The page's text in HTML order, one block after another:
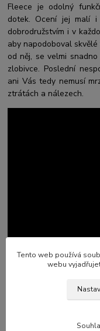
Fleece je odolný
dotek. Ocení jej malí
dobrodružstvím i v
aby napodoboval
od něj, se velmi
zlobivce. Poslední
ani Vás tedy nemusí
ztrátách a nálezech.
Tento web používá
webu